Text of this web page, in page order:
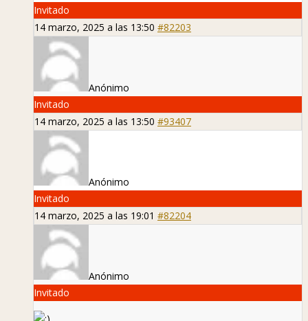
Invitado
14 marzo, 2025 a las 13:50 #82203
Anónimo
Invitado
14 marzo, 2025 a las 13:50 #93407
Anónimo
Invitado
14 marzo, 2025 a las 19:01 #82204
Anónimo
Invitado